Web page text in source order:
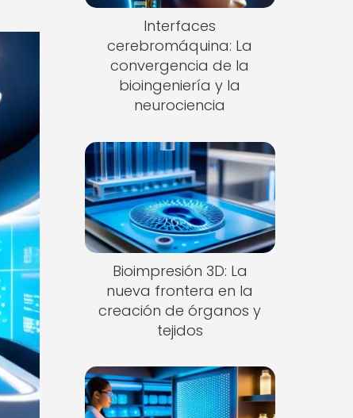
Interfaces
cerebromáquina: La
convergencia de la
bioingeniería y la
neurociencia
Bioimpresión 3D: La
nueva frontera en la
creación de órganos y
tejidos